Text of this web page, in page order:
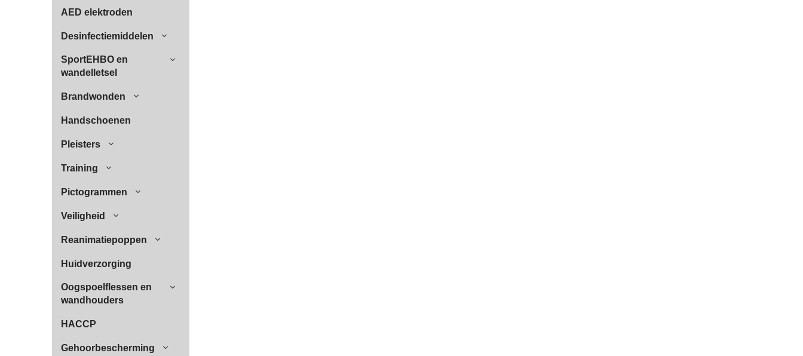
AED elektroden
Desinfectiemiddelen
SportEHBO en
wandelletsel
Brandwonden
Handschoenen
Pleisters
Training
Pictogrammen
Veiligheid
Reanimatiepoppen
Huidverzorging
Oogspoelflessen en
wandhouders
HACCP
Gehoorbescherming